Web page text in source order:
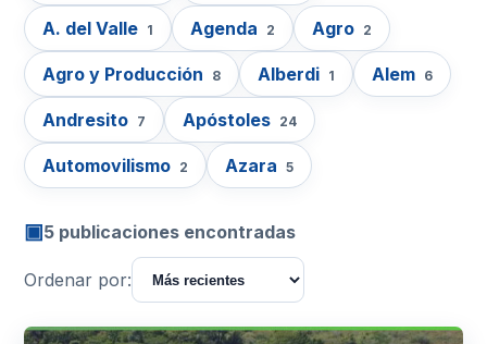
A. del Valle 1 Agenda 2 Agro 2
Agro y Producción 8 Alberdi 1 Alem 6
Andresito 7 Apóstoles 24
Automovilismo 2 Azara 5
▣5 publicaciones encontradas
Ordenar por: